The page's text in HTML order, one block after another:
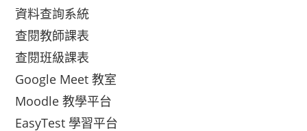
資料查詢系統
查閱教師課表
查閱班級課表
Google Meet 教室
Moodle 教學平台
EasyTest 學習平台